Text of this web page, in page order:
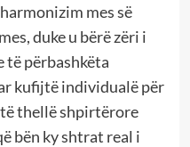
mes së
duke u bërë zëri i
të përbashkëta
kufijtë individualë për
thellë shpirtërore
bën ky shtrat real i